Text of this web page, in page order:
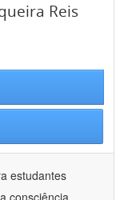
Reis
estudantes